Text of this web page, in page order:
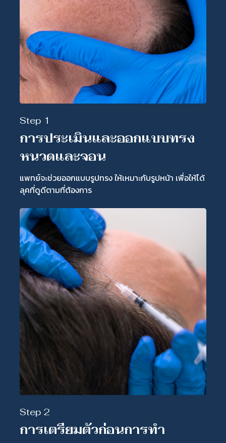
Step 1
การประเมินและออกแบบทรง
หนวดและจอน
แพทย์จะช่วยออกแบบรูปทรง ให้เหมาะกับรูปหน้า เพื่อให้ได้
ลุคที่ดูดีตามที่ต้องการ
Step 2
การเตรียมตัวก่อนการทำ